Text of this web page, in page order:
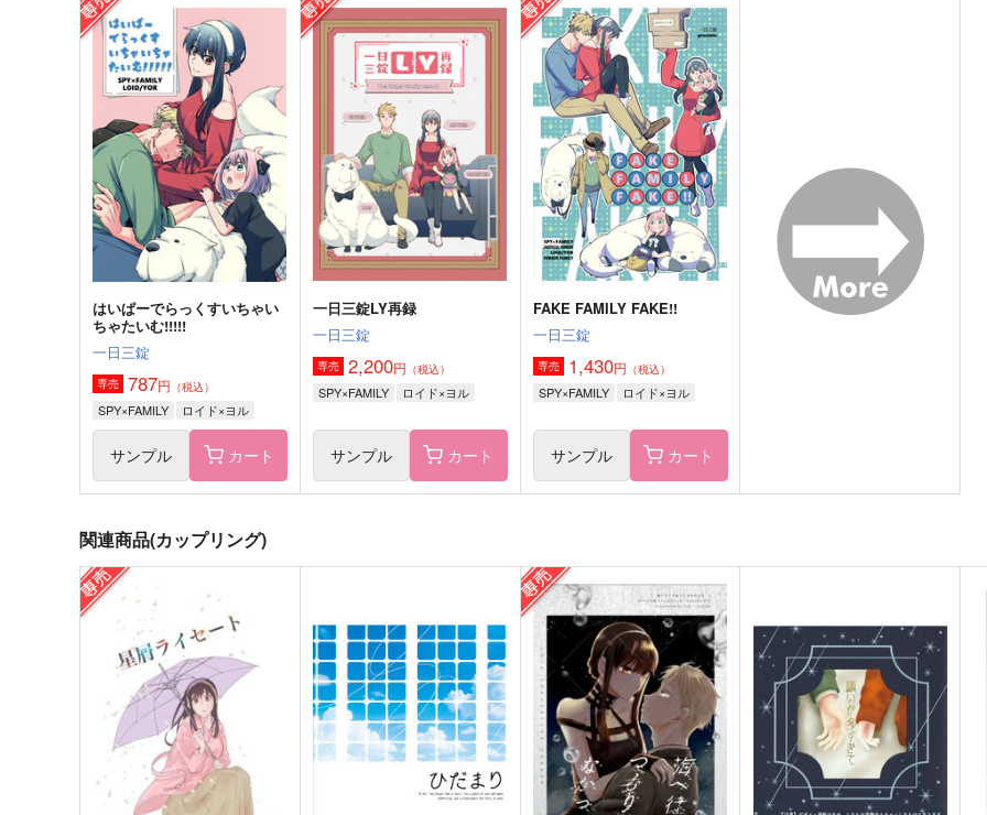
1/12本の薔薇
Mission:1212
1,887円（税込）
ロイド×ヨル
サンプル 作品詳細
黄昏の国、約束の青
Technetium
990円（税込）
ロイド×ヨル
サンプル 作品詳細
DAY BY DAY
日々
629円（税込）
ロイド×ヨル
サンプル 作品詳細
ロイド×ヨル
サンプル 作品詳細
Rewind to You.
629円（税込）
ロイド×ヨル
サンプル 作品詳細
未定
1,100円（税込）
ロイド×ヨル
サンプル 作品詳細
SMILE Log
nicoco
1,415 円（税込）
ロイド×ヨル
サンプル 作品詳細
日々
944 円（税込）
ロイド×ヨル
サンプル 作品詳細
はいぱーでらっくすいちゃい
ちゃたいむ!!!!!
一日三錠
専売 787円 （税込）
SPY×FAMILY ロイド×ヨル
サンプル カート
一日三錠LY再録
一日三錠
専売 2,200円 （税込）
SPY×FAMILY ロイド×ヨル
サンプル カート
FAKE FAMILY FAKE!!
一日三錠
専売 1,430円 （税込）
SPY×FAMILY ロイド×ヨル
サンプル カート
関連商品(カップリング)